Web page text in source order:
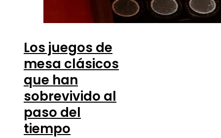
Los juegos de
mesa clásicos
que han
sobrevivido al
paso del
tiempo